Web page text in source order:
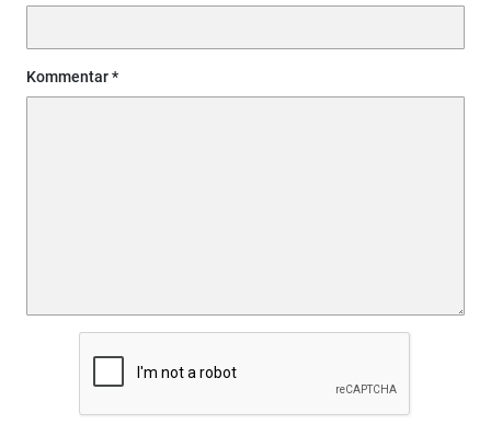
Kommentar